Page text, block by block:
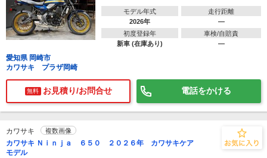
モデル年式
2026年
走行距離
―
初度登録年
新車 (在庫あり)
車検/自賠責
―
愛知県 岡崎市
カワサキ プラザ岡崎
無料 お見積り/お問合せ 電話をかける
カワサキ 複数画像
カワサキ Ｎｉｎｊａ ６５０ ２０２６年 カワサキケア
モデル